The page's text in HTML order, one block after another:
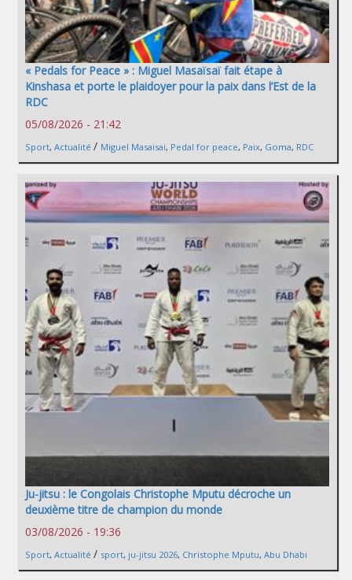
« Pedals for Peace » : Miguel Masaïsaï fait étape à
Kinshasa et porte le plaidoyer pour la paix dans l’Est de la
RDC
05/08/2026 - 21:42
Sport, Actualité / Miguel Masaisai, Pedal for peace, Paix, Goma, RDC
Ju-jitsu : le Congolais Christophe Mputu décroche un
deuxième titre de champion du monde
03/08/2026 - 19:36
Sport, Actualité / sport, ju-jitsu 2026, Christophe Mputu, Abu Dhabi